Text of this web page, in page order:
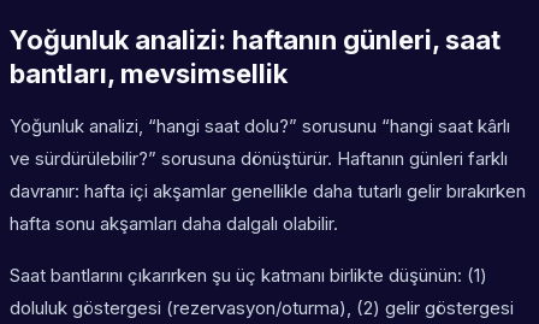
Yoğunluk analizi: haftanın günleri, saat
bantları, mevsimsellik
Yoğunluk analizi, “hangi saat dolu?” sorusunu “hangi saat kârlı
ve sürdürülebilir?” sorusuna dönüştürür. Haftanın günleri farklı
davranır: hafta içi akşamlar genellikle daha tutarlı gelir bırakırken
hafta sonu akşamları daha dalgalı olabilir.
Saat bantlarını çıkarırken şu üç katmanı birlikte düşünün: (1)
doluluk göstergesi (rezervasyon/oturma), (2) gelir göstergesi